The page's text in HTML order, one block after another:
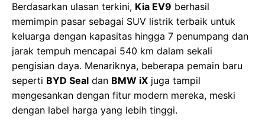
Berdasarkan ulasan terkini, Kia EV9 berhasil
memimpin pasar sebagai SUV listrik terbaik untuk
keluarga dengan kapasitas hingga 7 penumpang dan
jarak tempuh mencapai 540 km dalam sekali
pengisian daya. Menariknya, beberapa pemain baru
seperti BYD Seal dan BMW iX juga tampil
mengesankan dengan fitur modern mereka, meski
dengan label harga yang lebih tinggi.